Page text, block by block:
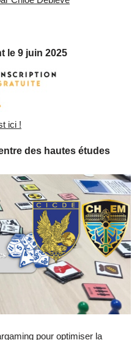
le 9 juin 2025
ici !
des hautes études
pour optimiser la